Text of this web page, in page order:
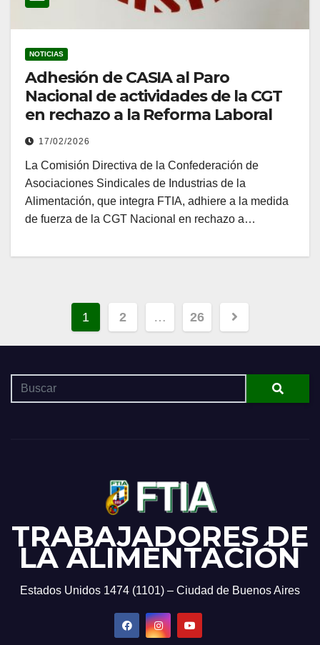
NOTICIAS
Adhesión de CASIA al Paro
Nacional de actividades de la CGT
en rechazo a la Reforma Laboral
17/02/2026
La Comisión Directiva de la Confederación de
Asociaciones Sindicales de Industrias de la
Alimentación, que integra FTIA, adhiere a la medida
de fuerza de la CGT Nacional en rechazo a…
Paginación
de
1 2 … 26
TRABAJADORES DE
LA ALIMENTACIÓN
Estados Unidos 1474 (1101) – Ciudad de Buenos Aires